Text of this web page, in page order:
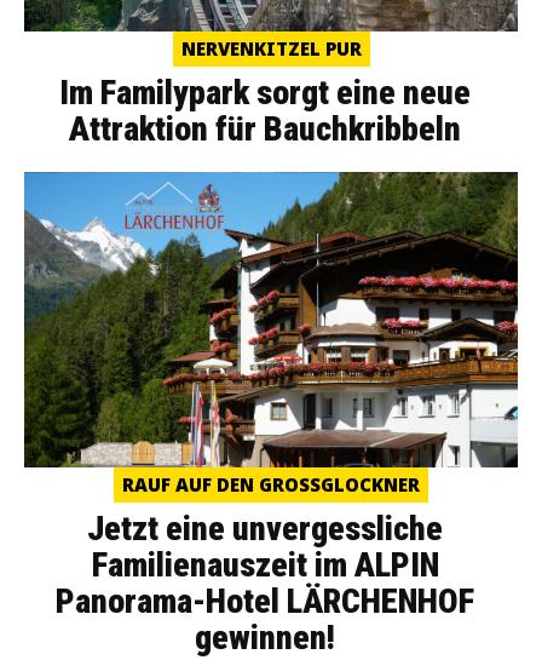
NERVENKITZEL PUR
Im Familypark sorgt eine neue
Attraktion für Bauchkribbeln
RAUF AUF DEN GROSSGLOCKNER
Jetzt eine unvergessliche
Familienauszeit im ALPIN
Panorama-Hotel LÄRCHENHOF
gewinnen!